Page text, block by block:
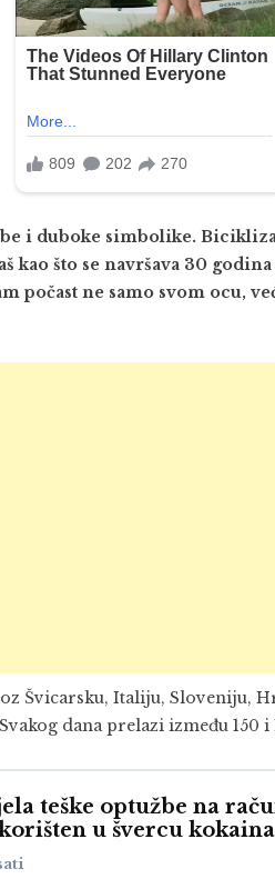
i duboke simbolike.
kao što se navršava 30
počast ne samo svom ocu,
Švicarsku, Italiju, Sloveniju,
dana prelazi između 150 i
teške optužbe na
u švercu kokaina